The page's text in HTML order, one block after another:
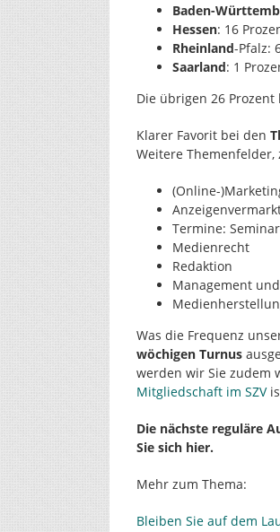
Baden-
Hessen: 16
Rheinland-Pfalz:
Saarland: 1
Die übrigen 26
Klarer Favorit bei den
Weitere
(Online-
Termine:
Medienrecht
Redaktion
Management
Was die Frequenz
wöchigen Turnus
werden wir Sie zudem
Mitgliedschaft im SZV
Die nächste reguläre
Sie sich hier.
Mehr zum Thema:
Bleiben Sie auf dem